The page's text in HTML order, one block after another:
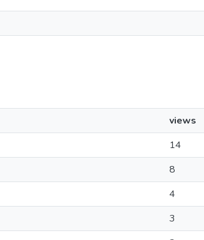
views
14
8
4
3